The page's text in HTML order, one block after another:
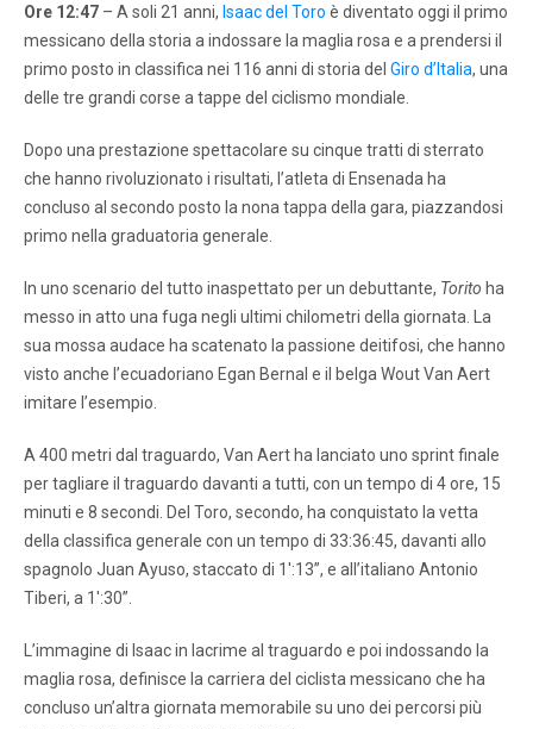
Ore 12:47 – A soli 21 anni, Isaac del Toro è diventato oggi il primo
messicano della storia a indossare la maglia rosa e a prendersi il
primo posto in classifica nei 116 anni di storia del Giro d’Italia, una
delle tre grandi corse a tappe del ciclismo mondiale.
Dopo una prestazione spettacolare su cinque tratti di sterrato
che hanno rivoluzionato i risultati, l’atleta di Ensenada ha
concluso al secondo posto la nona tappa della gara, piazzandosi
primo nella graduatoria generale.
In uno scenario del tutto inaspettato per un debuttante, Torito ha
messo in atto una fuga negli ultimi chilometri della giornata. La
sua mossa audace ha scatenato la passione deitifosi, che hanno
visto anche l’ecuadoriano Egan Bernal e il belga Wout Van Aert
imitare l’esempio.
A 400 metri dal traguardo, Van Aert ha lanciato uno sprint finale
per tagliare il traguardo davanti a tutti, con un tempo di 4 ore, 15
minuti e 8 secondi. Del Toro, secondo, ha conquistato la vetta
della classifica generale con un tempo di 33:36:45, davanti allo
spagnolo Juan Ayuso, staccato di 1′:13”, e all’italiano Antonio
Tiberi, a 1′:30”.
L’immagine di Isaac in lacrime al traguardo e poi indossando la
maglia rosa, definisce la carriera del ciclista messicano che ha
concluso un’altra giornata memorabile su uno dei percorsi più